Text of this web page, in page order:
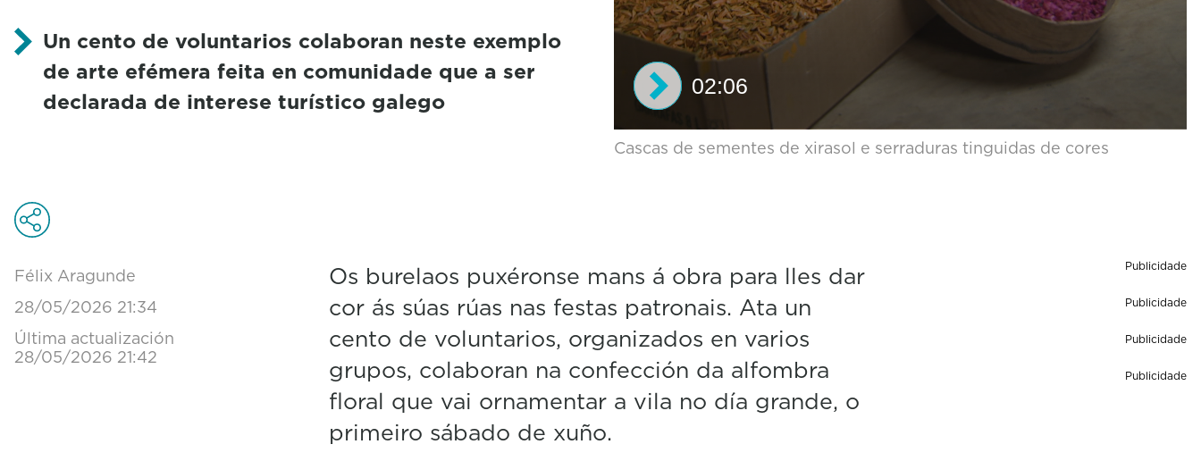
Un cento de voluntarios colaboran neste exemplo
de arte efémera feita en comunidade que a ser
declarada de interese turístico galego
s
o
2
i
n
u
e
02:06
Cascas de sementes de xirasol e serraduras tinguidas de cores
Félix Aragunde
28/05/2026 21:34
Última actualización
28/05/2026 21:42
Os burelaos puxéronse mans á obra para lles dar
cor ás súas rúas nas festas patronais. Ata un
cento de voluntarios, organizados en varios
grupos, colaboran na confección da alfombra
floral que vai ornamentar a vila no día grande, o
primeiro sábado de xuño.
Publicidade
Publicidade
Publicidade
Publicidade